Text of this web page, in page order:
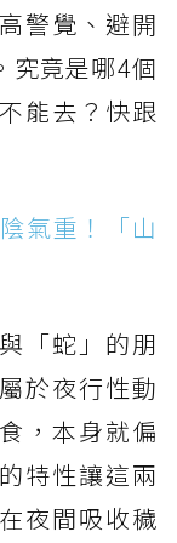
警覺、避開
究竟是哪4個
能去？快跟
氣重！「山
「蛇」的朋
於夜行性動
，本身就偏
特性讓這兩
夜間吸收穢